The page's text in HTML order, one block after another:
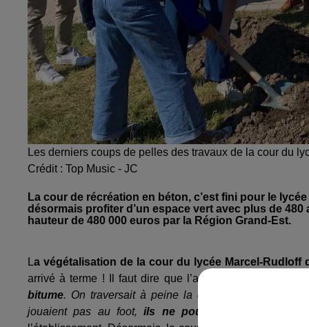
Les derniers coups de pelles des travaux de la cour du
Crédit : Top Music - JC
La cour de récréation en béton, c’est fini pour le
désormais profiter d’un espace vert avec plus de
hauteur de 480 000 euros par la Région Grand-Est.
La végétalisation de la cour du lycée Marcel-Rudloff
arrivé à terme ! Il faut dire que l’ancienne cour était
bitume. On traversait à peine la cour car
jouaient pas au foot,ils ne pouvaient pas se